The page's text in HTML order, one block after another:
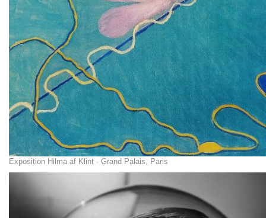
Exposition Hilma af Klint - Grand Palais, Paris